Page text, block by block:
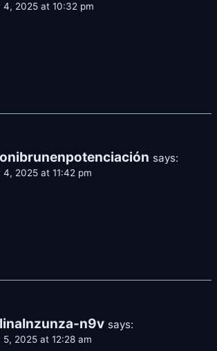
4, 2025 at 10:32 pm
says:
4, 2025 at 11:42 pm
n9v says:
5, 2025 at 12:28 am